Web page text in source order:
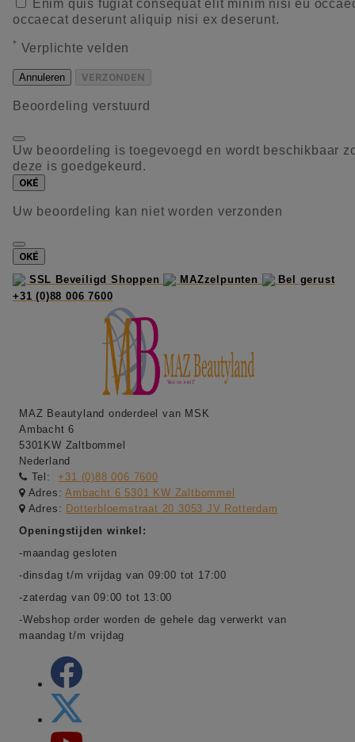
Enim quis fugiat consequat elit minim nisi eu
occaecat deserunt aliquip nisi ex deserunt.
* Verplichte velden
Annuleren VERZONDEN
Beoordeling verstuurd
Uw beoordeling is toegevoegd en wordt beschikbaar
deze is goedgekeurd.
OKÉ
Uw beoordeling kan niet worden verzonden
OKÉ
SSL Beveiligd Shoppen
MAZzelpunten
Bel gerust
+31 (0)88 006 7600
MAZ Beautyland onderdeel van MSK
Ambacht 6
5301KW Zaltbommel
Nederland
Tel:
+31 (0)88 006 7600
Adres:Ambacht 6 5301 KW Zaltbommel
Adres: Dotterbloemstraat 20 3053 JV Rotterdam
Openingstijden winkel:
-maandag gesloten
-dinsdag t/m vrijdag van 09:00 tot 17:00
-zaterdag van 09:00 tot 13:00
-Webshop order worden de gehele dag verwerkt van
maandag t/m vrijdag